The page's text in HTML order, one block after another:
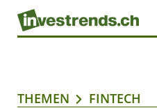
THEMEN FINTECH